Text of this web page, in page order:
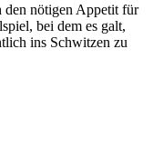
den nötigen Appetit für
bei dem es galt,
ins Schwitzen zu